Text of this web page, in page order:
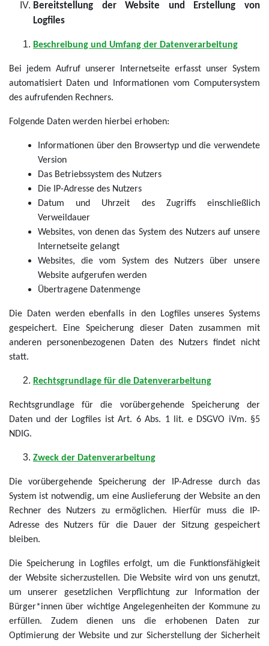
Bereitstellung der Website und Erstellung von
Logfiles
Beschreibung und Umfang der Datenverarbeitung
Bei jedem Aufruf unserer Internetseite erfasst unser System
automatisiert Daten und Informationen vom Computersystem
des aufrufenden Rechners.
Folgende Daten werden hierbei erhoben:
Informationen über den Browsertyp und die verwendete
Version
Das Betriebssystem des Nutzers
Die IP-Adresse des Nutzers
Datum und Uhrzeit des Zugriffs einschließlich
Verweildauer
Websites, von denen das System des Nutzers auf unsere
Internetseite gelangt
Websites, die vom System des Nutzers über unsere
Website aufgerufen werden
Übertragene Datenmenge
Die Daten werden ebenfalls in den Logfiles unseres Systems
gespeichert. Eine Speicherung dieser Daten zusammen mit
anderen personenbezogenen Daten des Nutzers findet nicht
statt.
Rechtsgrundlage für die Datenverarbeitung
Rechtsgrundlage für die vorübergehende Speicherung der
Daten und der Logfiles ist Art. 6 Abs. 1 lit. e DSGVO iVm. §5
NDIG.
Zweck der Datenverarbeitung
Die vorübergehende Speicherung der IP-Adresse durch das
System ist notwendig, um eine Auslieferung der Website an den
Rechner des Nutzers zu ermöglichen. Hierfür muss die IP-
Adresse des Nutzers für die Dauer der Sitzung gespeichert
bleiben.
Die Speicherung in Logfiles erfolgt, um die Funktionsfähigkeit
der Website sicherzustellen. Die Website wird von uns genutzt,
um unserer gesetzlichen Verpflichtung zur Information der
Bürger*innen über wichtige Angelegenheiten der Kommune zu
erfüllen. Zudem dienen uns die erhobenen Daten zur
Optimierung der Website und zur Sicherstellung der Sicherheit